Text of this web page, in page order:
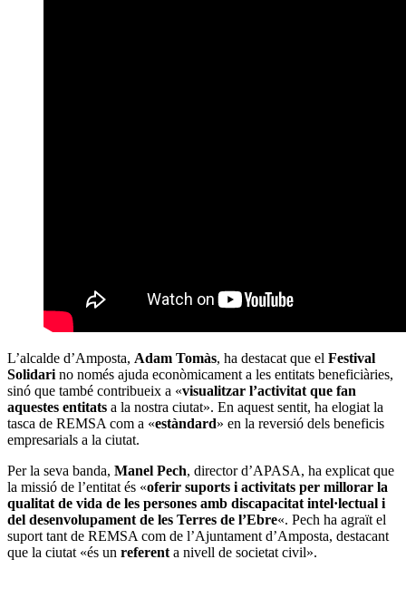
L’alcalde d’Amposta, Adam Tomàs, ha destacat que el Festival
Solidari no només ajuda econòmicament a les entitats beneficiàries,
sinó que també contribueix a «visualitzar l’activitat que fan
aquestes entitats a la nostra ciutat». En aquest sentit, ha elogiat la
tasca de REMSA com a «estàndard» en la reversió dels beneficis
empresarials a la ciutat.
Per la seva banda, Manel Pech, director d’APASA, ha explicat que
la missió de l’entitat és «oferir suports i activitats per millorar la
qualitat de vida de les persones amb discapacitat intel·lectual i
del desenvolupament de les Terres de l’Ebre«. Pech ha agraït el
suport tant de REMSA com de l’Ajuntament d’Amposta, destacant
que la ciutat «és un referent a nivell de societat civil».